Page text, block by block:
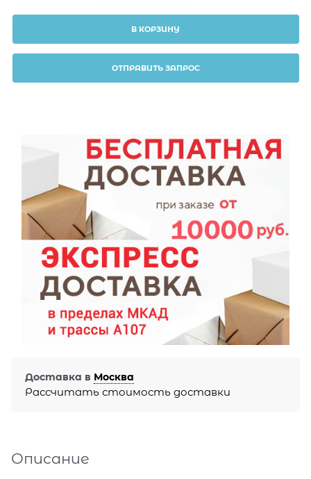
В КОРЗИНУ
ОТПРАВИТЬ ЗАПРОС
Доставка в Москва
Рассчитать стоимость доставки
Описание